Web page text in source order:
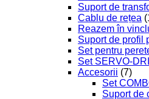
Suport de
Cablu de rețea
Reazem în
Suport de profil
Set pentru
Set SERVO-
Accesorii (7)
Set
Suport de